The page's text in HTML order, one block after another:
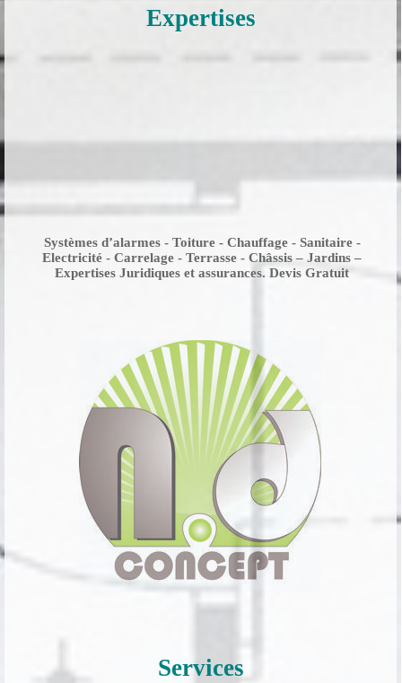
Expertises
Systèmes d’alarmes - Toiture - Chauffage - Sanitaire -
Electricité - Carrelage - Terrasse - Châssis – Jardins –
Expertises Juridiques et assurances. Devis Gratuit
Services